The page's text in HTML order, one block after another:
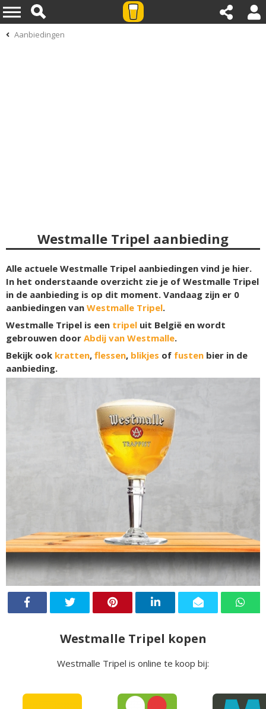
Aanbiedingen
Westmalle Tripel aanbieding
Alle actuele Westmalle Tripel aanbiedingen vind je hier.
In het onderstaande overzicht zie je of Westmalle Tripel
in de aanbieding is op dit moment. Vandaag zijn er 0
aanbiedingen van Westmalle Tripel.
Westmalle Tripel is een tripel uit België en wordt
gebrouwen door Abdij van Westmalle.
Bekijk ook kratten, flessen, blikjes of fusten bier in de
aanbieding.
Westmalle Tripel kopen
Westmalle Tripel is online te koop bij: